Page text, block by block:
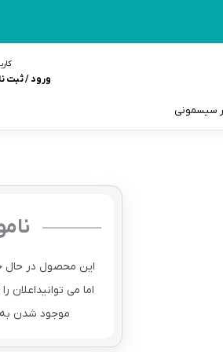
ورود / ثبت
سیسمونی
این محصول در حال
اما می
موجود شدن به